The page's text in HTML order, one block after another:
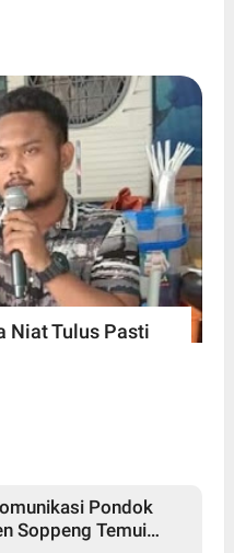
Niat Tulus Pasti
Pondok
Soppeng Temui